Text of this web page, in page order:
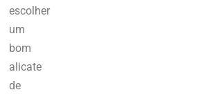
escolher
um
bom
alicate
de